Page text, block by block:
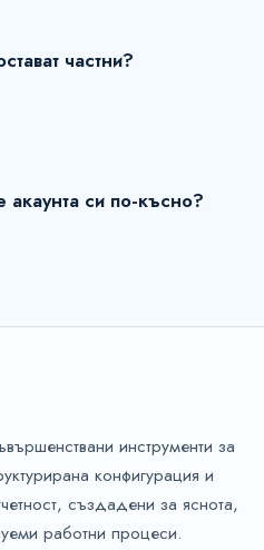
частни?
акаунта си по-късно?
инструменти за
конфигурация и
създадени за яснота,
работни процеси.